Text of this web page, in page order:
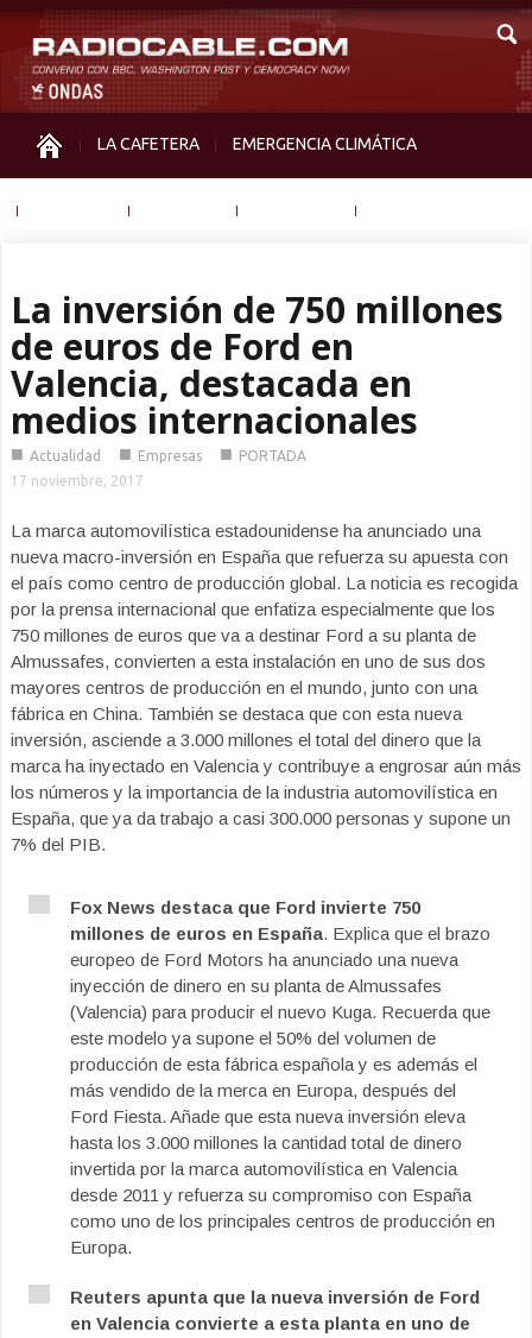
LA CAFETERA EMERGENCIA CLIMÁTICA
La inversión de 750 millones
de euros de Ford en
Valencia, destacada en
medios internacionales
■ Actualidad ■ Empresas ■ PORTADA
17 noviembre, 2017
La marca automovilística estadounidense ha anunciado una
nueva macro-inversión en España que refuerza su apuesta con
el país como centro de producción global. La noticia es recogida
por la prensa internacional que enfatiza especialmente que los
750 millones de euros que va a destinar Ford a su planta de
Almussafes, convierten a esta instalación en uno de sus dos
mayores centros de producción en el mundo, junto con una
fábrica en China. También se destaca que con esta nueva
inversión, asciende a 3.000 millones el total del dinero que la
marca ha inyectado en Valencia y contribuye a engrosar aún más
los números y la importancia de la industria automovilística en
España, que ya da trabajo a casi 300.000 personas y supone un
7% del PIB.
Fox News destaca que Ford invierte 750
millones de euros en España. Explica que el brazo
europeo de Ford Motors ha anunciado una nueva
inyección de dinero en su planta de Almussafes
(Valencia) para producir el nuevo Kuga. Recuerda que
este modelo ya supone el 50% del volumen de
producción de esta fábrica española y es además el
más vendido de la merca en Europa, después del
Ford Fiesta. Añade que esta nueva inversión eleva
hasta los 3.000 millones la cantidad total de dinero
invertida por la marca automovilística en Valencia
desde 2011 y refuerza su compromiso con España
como uno de los principales centros de producción en
Europa.
Reuters apunta que la nueva inversión de Ford
en Valencia convierte a esta planta en uno de